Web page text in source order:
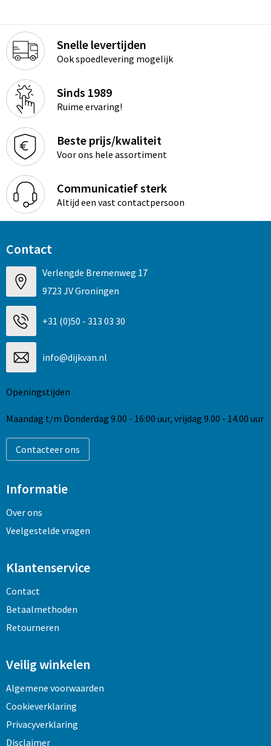
Snelle levertijden
Ook spoedlevering mogelijk
Sinds 1989
Ruime ervaring!
Beste prijs/kwaliteit
Voor ons hele assortiment
Communicatief sterk
Altijd een vast contactpersoon
Contact
Verlengde Bremenweg 17
9723 JV Groningen
+31 (0)50 - 313 03 30
info@dijkvan.nl
Openingstijden
Maandag t/m Donderdag 9.00 - 16:00 uur, vrijdag 9.00 - 14.00 uur
Contacteer ons
Informatie
Over ons
Veelgestelde vragen
Klantenservice
Contact
Betaalmethoden
Retourneren
Veilig winkelen
Algemene voorwaarden
Cookieverklaring
Privacyverklaring
Disclaimer